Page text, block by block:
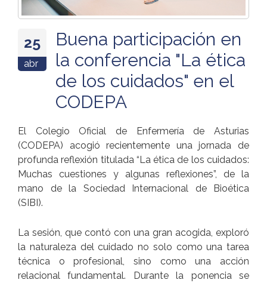
25
abr
Buena participación en
la conferencia "La ética
de los cuidados" en el
CODEPA
El Colegio Oficial de Enfermería de Asturias
(CODEPA) acogió recientemente una jornada de
profunda reflexión titulada “La ética de los cuidados:
Muchas cuestiones y algunas reflexiones”, de la
mano de la Sociedad Internacional de Bioética
(SIBI).
La sesión, que contó con una gran acogida, exploró
la naturaleza del cuidado no solo como una tarea
técnica o profesional, sino como una acción
relacional fundamental. Durante la ponencia se